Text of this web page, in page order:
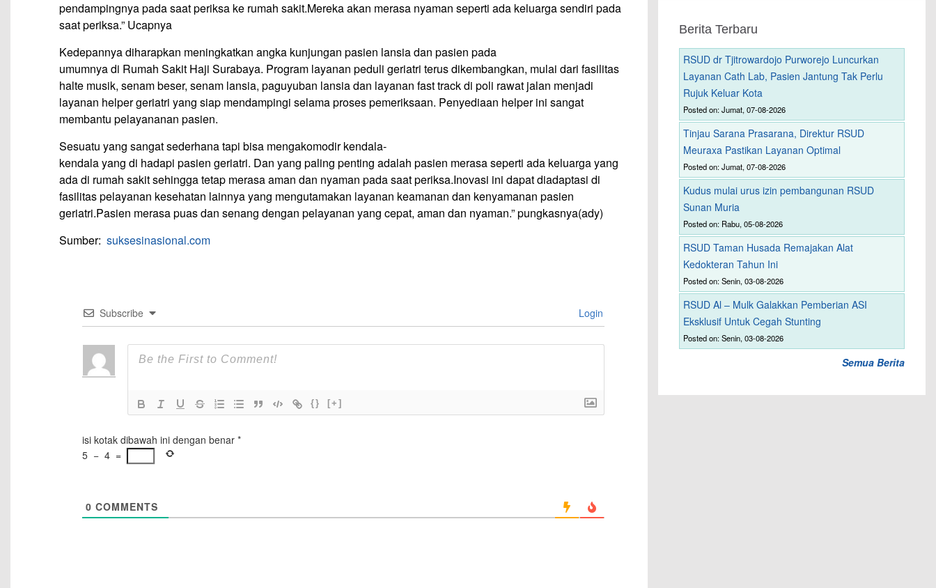
pendampingnya pada saat periksa ke rumah sakit.Mereka akan merasa nyaman seperti ada keluarga sendiri pada
saat periksa.” Ucapnya
Kedepannya diharapkan meningkatkan angka kunjungan pasien lansia dan pasien pada
umumnya di Rumah Sakit Haji Surabaya. Program layanan peduli geriatri terus dikembangkan, mulai dari fasilitas
halte musik, senam beser, senam lansia, paguyuban lansia dan layanan fast track di poli rawat jalan menjadi
layanan helper geriatri yang siap mendampingi selama proses pemeriksaan. Penyediaan helper ini sangat
membantu pelayananan pasien.
Sesuatu yang sangat sederhana tapi bisa mengakomodir kendala-
kendala yang di hadapi pasien geriatri. Dan yang paling penting adalah pasien merasa seperti ada keluarga yang
ada di rumah sakit sehingga tetap merasa aman dan nyaman pada saat periksa.Inovasi ini dapat diadaptasi di
fasilitas pelayanan kesehatan lainnya yang mengutamakan layanan keamanan dan kenyamanan pasien
geriatri.Pasien merasa puas dan senang dengan pelayanan yang cepat, aman dan nyaman.” pungkasnya(ady)
Sumber: suksesinasional.com
Subscribe Login
{} [+]
isi kotak dibawah ini dengan benar*
5 − 4 =
0 COMMENTS
Berita Terbaru
RSUD dr Tjitrowardojo Purworejo Luncurkan
Layanan Cath Lab, Pasien Jantung Tak Perlu
Rujuk Keluar Kota
Posted on: Jumat, 07-08-2026
Tinjau Sarana Prasarana, Direktur RSUD
Meuraxa Pastikan Layanan Optimal
Posted on: Jumat, 07-08-2026
Kudus mulai urus izin pembangunan RSUD
Sunan Muria
Posted on: Rabu, 05-08-2026
RSUD Taman Husada Remajakan Alat
Kedokteran Tahun Ini
Posted on: Senin, 03-08-2026
RSUD Al – Mulk Galakkan Pemberian ASI
Eksklusif Untuk Cegah Stunting
Posted on: Senin, 03-08-2026
Semua Berita